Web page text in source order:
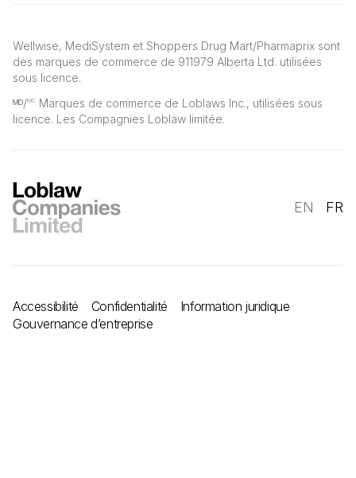
Wellwise, MediSystem et Shoppers Drug Mart/Pharmaprix sont
des marques de commerce de 911979 Alberta Ltd. utilisées
sous licence.
ᴹᴰ/MC Marques de commerce de Loblaws Inc., utilisées sous
licence. Les Compagnies Loblaw limitée.
EN FR
Accessibilité Confidentialité
Information juridique
Gouvernance d’entreprise